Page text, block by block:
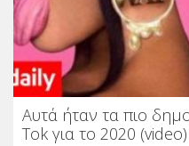
Αυτά ήταν τα πιο
Tok για το 2020 (video)